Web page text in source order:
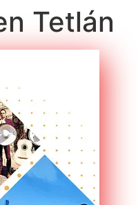
Tetlán